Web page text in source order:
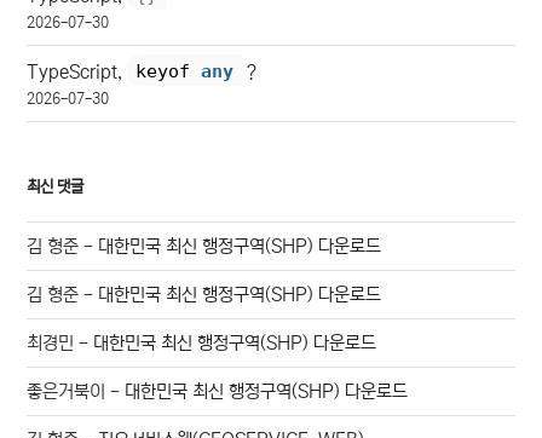
2026-07-30
TypeScript, keyof any ?
2026-07-30
최신 댓글
김 형준 - 대한민국 최신 행정구역(SHP) 다운로드
김 형준 - 대한민국 최신 행정구역(SHP) 다운로드
최경민 - 대한민국 최신 행정구역(SHP) 다운로드
좋은거북이 - 대한민국 최신 행정구역(SHP) 다운로드